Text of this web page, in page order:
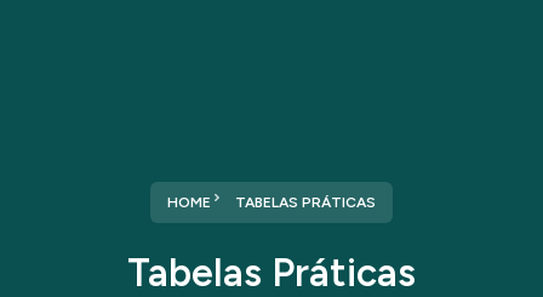
HOME TABELAS PRÁTICAS
Tabelas Práticas